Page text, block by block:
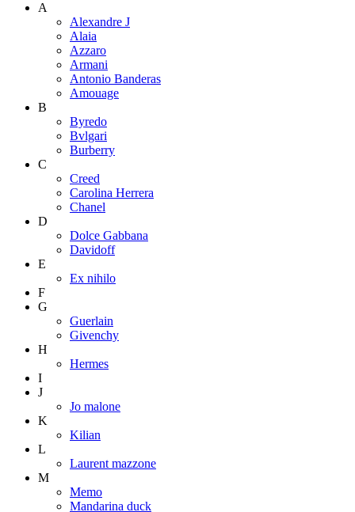
А
Alexandre J
Alaia
Azzaro
Armani
Antonio Banderas
Amouage
B
Byredo
Bvlgari
Burberry
C
Creed
Carolina Herrera
Chanel
D
Dolce Gabbana
Davidoff
E
Ex nihilo
F
G
Guerlain
Givenchy
H
Hermes
I
J
Jo malone
K
Kilian
L
Laurent mazzone
M
Memo
Mandarina duck